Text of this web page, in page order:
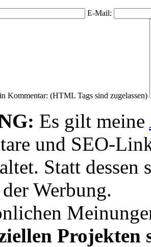
E-Mail:
Kommentar: (HTML Tags sind zugelassen)
Es gilt meine
und SEO-
Statt dessen
Werbung.
Projekten